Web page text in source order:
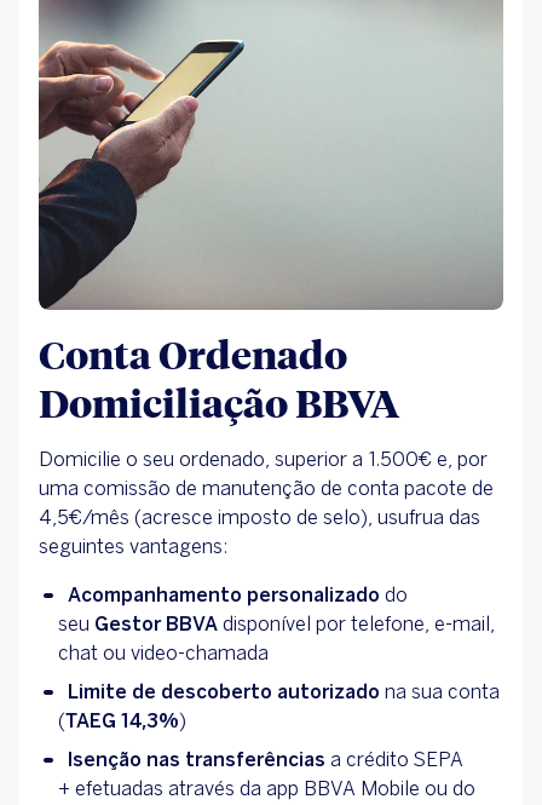
Conta Ordenado
Domiciliação BBVA
Domicilie o seu ordenado, superior a 1.500€ e, por
uma comissão de manutenção de conta pacote de
4,5€/mês (acresce imposto de selo), usufrua das
seguintes vantagens:
Acompanhamento personalizado do
seu Gestor BBVA disponível por telefone, e-mail,
chat ou video-chamada
Limite de descoberto autorizado na sua conta
(TAEG 14,3%)
Isenção nas transferências a crédito SEPA
+ efetuadas através da app BBVA Mobile ou do